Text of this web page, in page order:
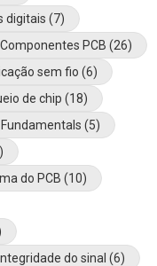
digitais (7)
Componentes PCB (26)
sem fio (6)
de chip (18)
(5)
do PCB (10)
Integridade do sinal (6)